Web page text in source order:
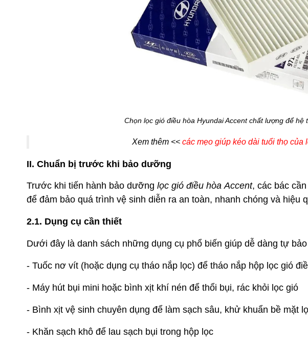
Chọn lọc gió điều hòa Hyundai Accent chất lượng để hệ
Xem thêm <<các mẹo giúp kéo dài tuổi thọ của
II. Chuẩn bị trước khi bảo dưỡng
Trước khi tiến hành bảo dưỡng lọc gió điều hòa Accent, các bác
để đảm bảo quá trình vệ sinh diễn ra an toàn, nhanh chóng và hiệu
2.1. Dụng cụ cần thiết
Dưới đây là danh sách những dụng cụ phổ biến giúp dễ dàng tự
- Tuốc nơ vít (hoặc dụng cụ tháo nắp lọc) để tháo nắp hộp lọc gió
- Máy hút bụi mini hoặc bình xịt khí nén để thổi bụi, rác khỏi lọc gió
- Bình xịt vệ sinh chuyên dụng để làm sạch sâu, khử khuẩn bề mặt
- Khăn sạch khô để lau sạch bụi trong hộp lọc